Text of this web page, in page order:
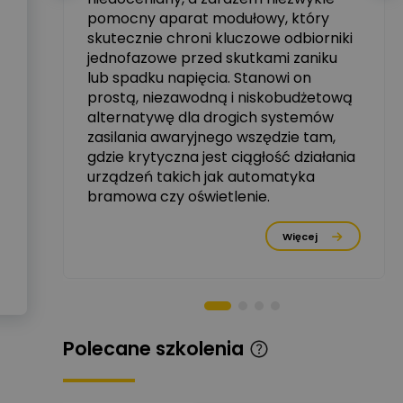
Ekspert ABB
Ekspert, ABB Zadaj pytanie
Michał Szulborski
Ekspert ETI - Dr inż. w
dziedzinie Aparatów
Elektrycznych / Senior
R&D Scientist / Product
Manager
Zadaj pytanie
Tomasz Dźwigała
Ekspert Menadżer
Piotr Muskała
Ekspert Specjalista ds
pomocny aparat modułowy, który
skutecznie chroni kluczowe odbiorniki
jednofazowe przed skutkami zaniku
lub spadku napięcia. Stanowi on
prostą, niezawodną i niskobudżetową
alternatywę dla drogich systemów
zasilania awaryjnego wszędzie tam,
gdzie krytyczna jest ciągłość działania
urządzeń takich jak automatyka
bramowa czy oświetlenie.
Więcej
Polecane szkolenia